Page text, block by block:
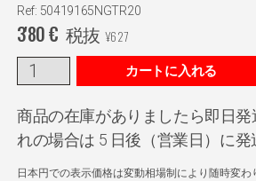
Ref: 50419165NGTR20
3'80€ 税抜 ¥627
カートに入れる
商品の在庫がありましたら即日
れの場合は 5 日後（営業日）に発
日本円での表示価格は変動相場制により随時変わ